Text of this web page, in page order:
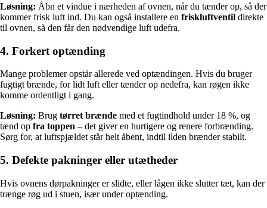
Løsning: Åbn et vindue i nærheden af ovnen, når du tænder op, så der
kommer frisk luft ind. Du kan også installere en friskluftventil direkte
til ovnen, så den får den nødvendige luft udefra.
4. Forkert optænding
Mange problemer opstår allerede ved optændingen. Hvis du bruger
fugtigt brænde, for lidt luft eller tænder op nedefra, kan røgen ikke
komme ordentligt i gang.
Løsning: Brug tørret brænde med et fugtindhold under 18 %, og
tænd op fra toppen – det giver en hurtigere og renere forbrænding.
Sørg for, at luftspjældet står helt åbent, indtil ilden brænder stabilt.
5. Defekte pakninger eller utætheder
Hvis ovnens dørpakninger er slidte, eller lågen ikke slutter tæt, kan der
trænge røg ud i stuen, især under optænding.